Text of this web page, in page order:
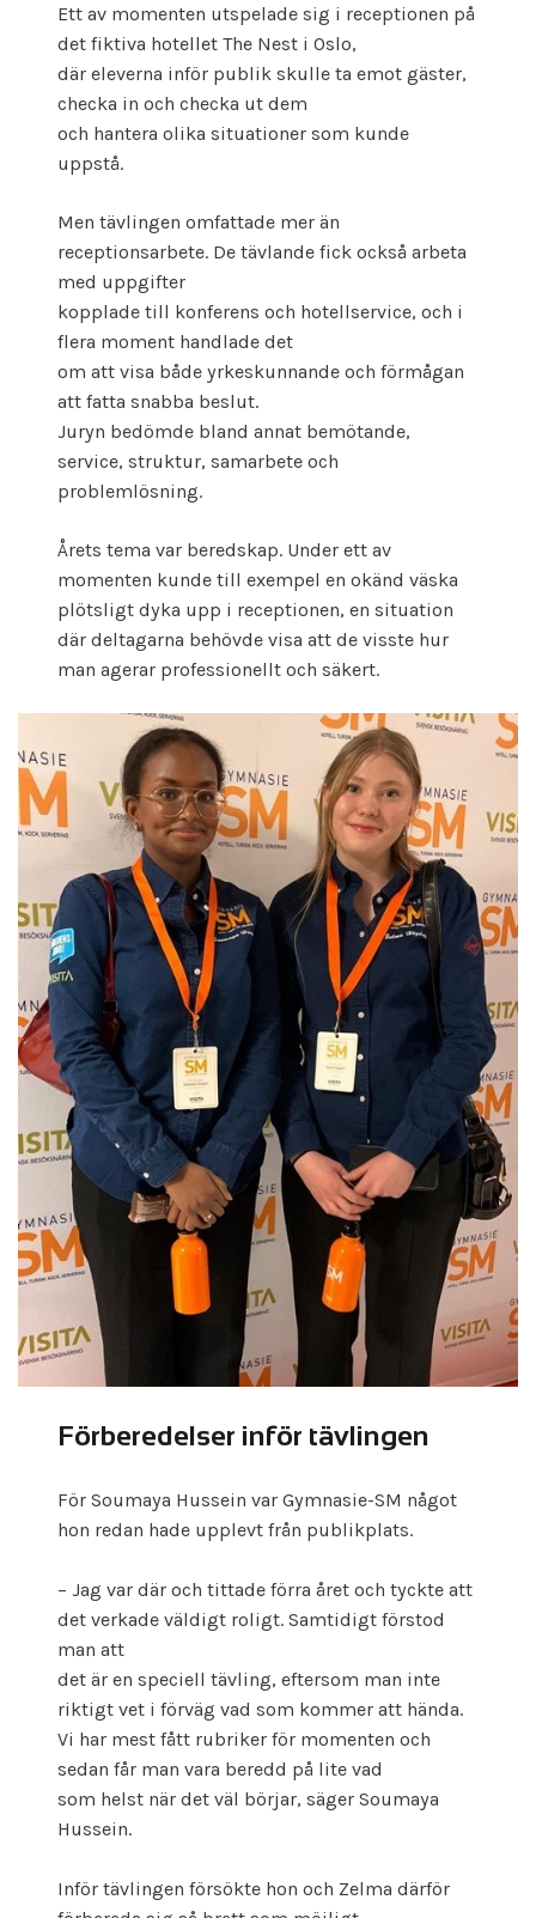
Ett av momenten utspelade sig i receptionen på
det fiktiva hotellet The Nest i Oslo,
där eleverna inför publik skulle ta emot gäster,
checka in och checka ut dem
och hantera olika situationer som kunde
uppstå.
Men tävlingen omfattade mer än
receptionsarbete. De tävlande fick också arbeta
med uppgifter
kopplade till konferens och hotellservice, och i
flera moment handlade det
om att visa både yrkeskunnande och förmågan
att fatta snabba beslut.
Juryn bedömde bland annat bemötande,
service, struktur, samarbete och
problemlösning.
Årets tema var beredskap. Under ett av
momenten kunde till exempel en okänd väska
plötsligt dyka upp i receptionen, en situation
där deltagarna behövde visa att de visste hur
man agerar professionellt och säkert.
Förberedelser inför tävlingen
För Soumaya Hussein var Gymnasie-SM något
hon redan hade upplevt från publikplats.
– Jag var där och tittade förra året och tyckte att
det verkade väldigt roligt. Samtidigt förstod
man att
det är en speciell tävling, eftersom man inte
riktigt vet i förväg vad som kommer att hända.
Vi har mest fått rubriker för momenten och
sedan får man vara beredd på lite vad
som helst när det väl börjar, säger Soumaya
Hussein.
Inför tävlingen försökte hon och Zelma därför